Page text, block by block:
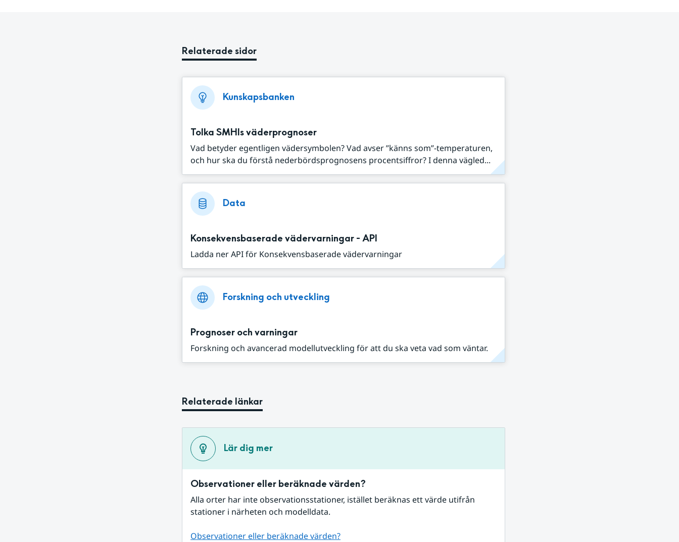
Relaterade sidor
Kunskapsbanken
Tolka SMHIs väderprognoser
Vad betyder egentligen vädersymbolen? Vad avser ”känns som”-temperaturen,
och hur ska du förstå nederbördsprognosens procentsiffror? I denna vägled...
Data
Konsekvensbaserade vädervarningar - API
Ladda ner API för Konsekvensbaserade vädervarningar
Forskning och utveckling
Prognoser och varningar
Forskning och avancerad modellutveckling för att du ska veta vad som väntar.
Relaterade länkar
Lär dig mer
Observationer eller beräknade värden?
Alla orter har inte observationsstationer, istället beräknas ett värde utifrån
stationer i närheten och modelldata.
Observationer eller beräknade värden?